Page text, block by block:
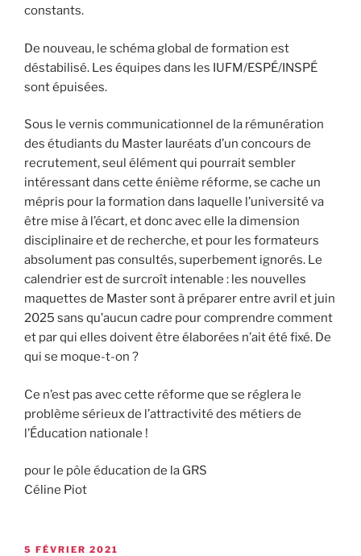
constants.
De nouveau, le schéma global de formation est
déstabilisé. Les équipes dans les IUFM/ESPÉ/INSPÉ
sont épuisées.
Sous le vernis communicationnel de la rémunération
des étudiants du Master lauréats d’un concours de
recrutement, seul élément qui pourrait sembler
intéressant dans cette énième réforme, se cache un
mépris pour la formation dans laquelle l’université va
être mise à l’écart, et donc avec elle la dimension
disciplinaire et de recherche, et pour les formateurs
absolument pas consultés, superbement ignorés. Le
calendrier est de surcroît intenable : les nouvelles
maquettes de Master sont à préparer entre avril et juin
2025 sans qu’aucun cadre pour comprendre comment
et par qui elles doivent être élaborées n’ait été fixé. De
qui se moque-t-on ?
Ce n’est pas avec cette réforme que se réglera le
problème sérieux de l’attractivité des métiers de
l’Éducation nationale !
pour le pôle éducation de la GRS
Céline Piot
5 FÉVRIER 2021